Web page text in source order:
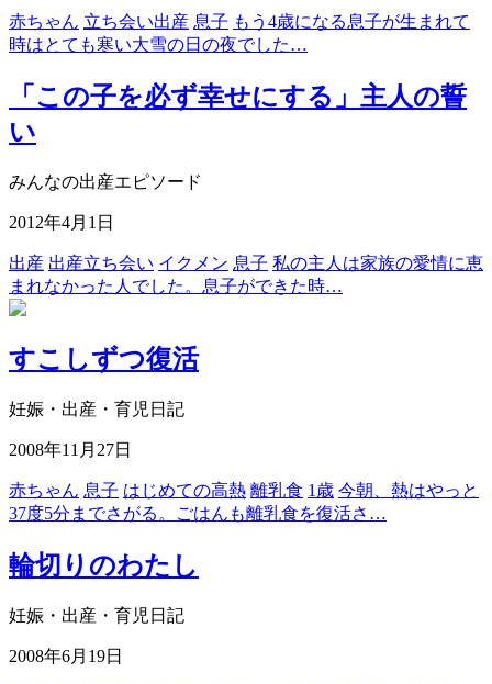
赤ちゃん 立ち会い出産 息子 もう4歳になる息子が生まれて
時はとても寒い大雪の日の夜でした…
「この子を必ず幸せにする」主人の誓
い
みんなの出産エピソード
2012年4月1日
出産 出産立ち会い イクメン 息子 私の主人は家族の愛情に恵
まれなかった人でした。息子ができた時…
すこしずつ復活
妊娠・出産・育児日記
2008年11月27日
赤ちゃん 息子 はじめての高熱 離乳食 1歳 今朝、熱はやっと
37度5分までさがる。ごはんも離乳食を復活さ…
輪切りのわたし
妊娠・出産・育児日記
2008年6月19日